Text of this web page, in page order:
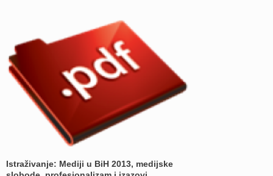
Istraživanje: Mediji u BiH 2013, medijske